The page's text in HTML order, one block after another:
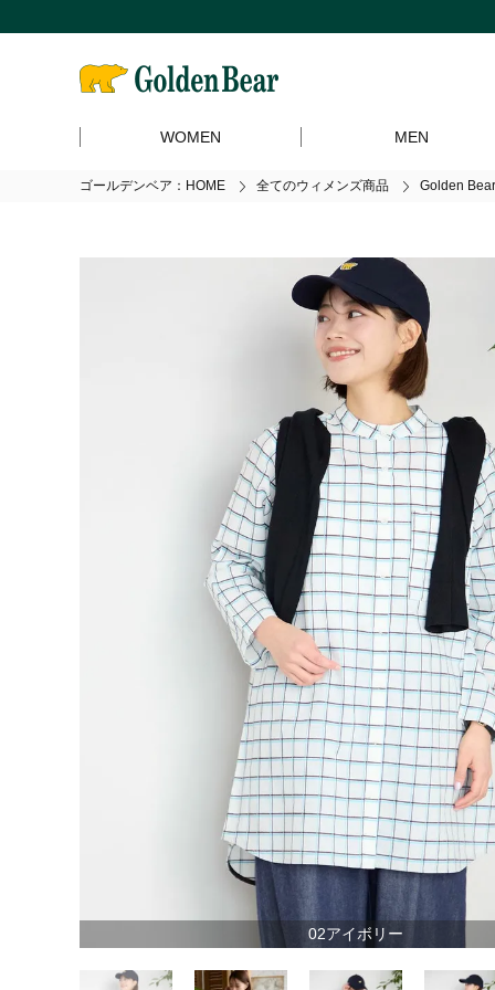
WOMEN MEN
ゴールデンベア：HOME 全てのウィメンズ商品 Golden
02アイボリー